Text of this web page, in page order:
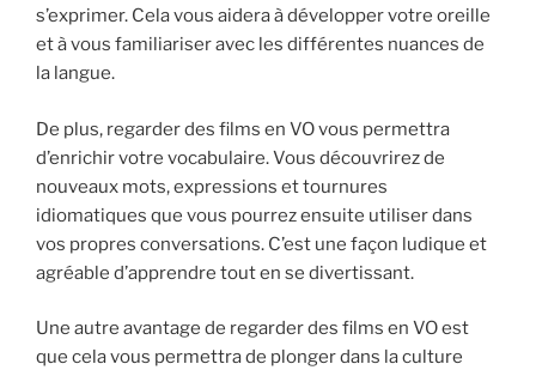
s’exprimer. Cela vous aidera à développer votre oreille
et à vous familiariser avec les différentes nuances de
la langue.
De plus, regarder des films en VO vous permettra
d’enrichir votre vocabulaire. Vous découvrirez de
nouveaux mots, expressions et tournures
idiomatiques que vous pourrez ensuite utiliser dans
vos propres conversations. C’est une façon ludique et
agréable d’apprendre tout en se divertissant.
Une autre avantage de regarder des films en VO est
que cela vous permettra de plonger dans la culture